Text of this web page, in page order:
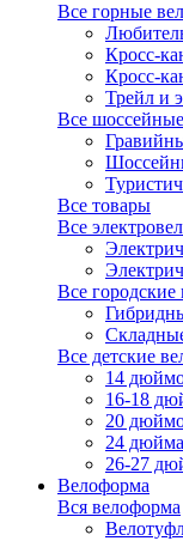
Все горные
Кросс-
Кросс-
Трейл и
Все
Все товары
Все
Все
Все детские
14
16-18
20
24
26-27
Велоформа
Вся велоформа